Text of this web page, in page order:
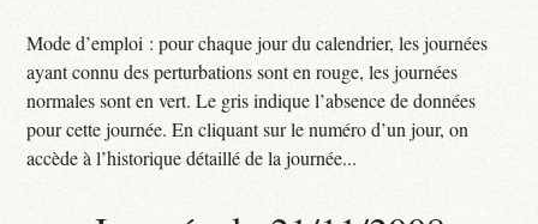
Mode d’emploi : pour chaque jour du calendrier, les journées
ayant connu des perturbations sont en rouge, les journées
normales sont en vert. Le gris indique l’absence de données
pour cette journée. En cliquant sur le numéro d’un jour, on
accède à l’historique détaillé de la journée...